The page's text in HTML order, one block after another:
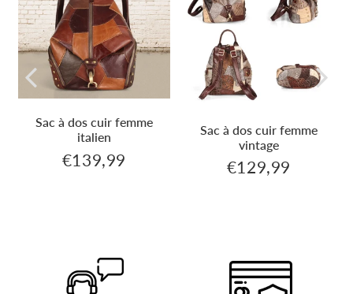
Sac à dos cuir femme
italien
Prix
€139,99
Sac à dos cuir femme
vintage
Prix
€129,99